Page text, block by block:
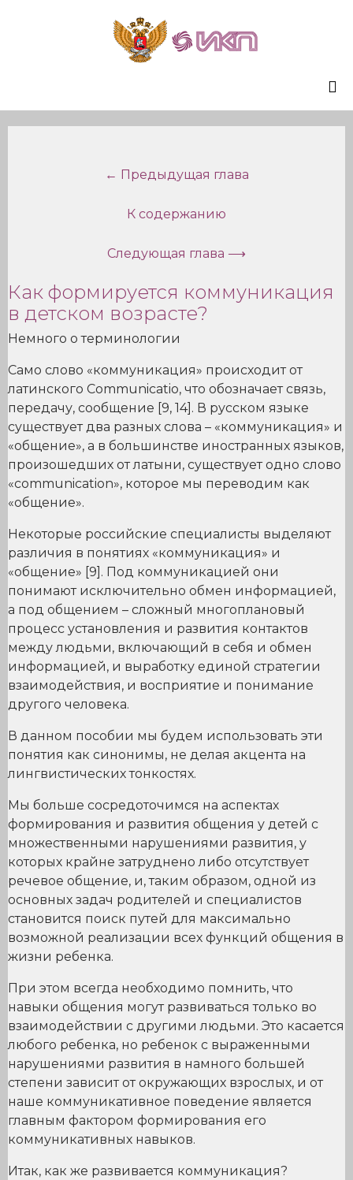
← Предыдущая глава
К содержанию
Следующая глава ⟶
Как формируется коммуникация
в детском возрасте?
Немного о терминологии
Само слово «коммуникация» происходит от
латинского Communicatio, что обозначает связь,
передачу, сообщение [9, 14]. В русском языке
существует два разных слова – «коммуникация» и
«общение», а в большинстве иностранных языков,
произошедших от латыни, существует одно слово
«communication», которое мы переводим как
«общение».
Некоторые российские специалисты выделяют
различия в понятиях «коммуникация» и
«общение» [9]. Под коммуникацией они
понимают исключительно обмен информацией,
а под общением – сложный многоплановый
процесс установления и развития контактов
между людьми, включающий в себя и обмен
информацией, и выработку единой стратегии
взаимодействия, и восприятие и понимание
другого человека.
В данном пособии мы будем использовать эти
понятия как синонимы, не делая акцента на
лингвистических тонкостях.
Мы больше сосредоточимся на аспектах
формирования и развития общения у детей с
множественными нарушениями развития, у
которых крайне затруднено либо отсутствует
речевое общение, и, таким образом, одной из
основных задач родителей и специалистов
становится поиск путей для максимально
возможной реализации всех функций общения в
жизни ребенка.
При этом всегда необходимо помнить, что
навыки общения могут развиваться только во
взаимодействии с другими людьми. Это касается
любого ребенка, но ребенок с выраженными
нарушениями развития в намного большей
степени зависит от окружающих взрослых, и от
наше коммуникативное поведение является
главным фактором формирования его
коммуникативных навыков.
Итак, как же развивается коммуникация?